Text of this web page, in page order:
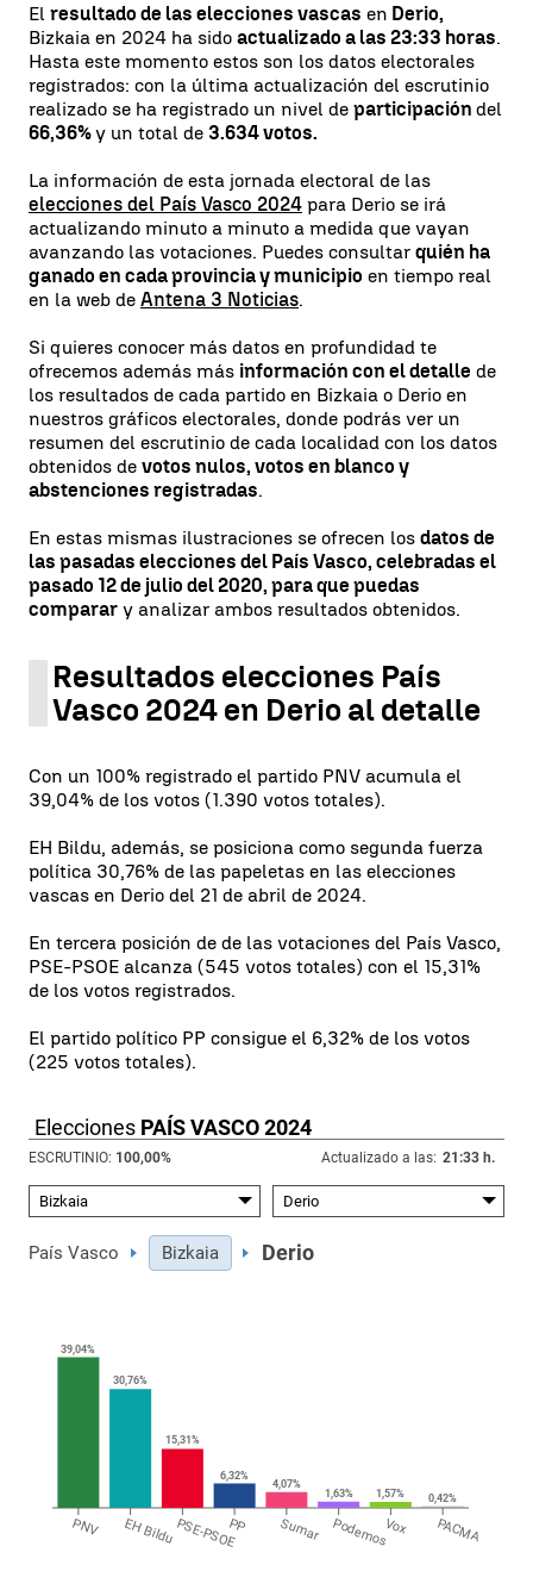
El resultado de las elecciones vascas en Derio,
Bizkaia en 2024 ha sido actualizado a las 23:33 horas.
Hasta este momento estos son los datos electorales
registrados: con la última actualización del escrutinio
realizado se ha registrado un nivel de participación del
66,36%y un total de 3.634 votos.
La información de esta jornada electoral de las
elecciones del País Vasco 2024 para Derio se irá
actualizando minuto a minuto a medida que vayan
avanzando las votaciones. Puedes consultar quién ha
ganado en cada provincia y municipio en tiempo real
en la web de Antena 3 Noticias.
Si quieres conocer más datos en profundidad te
ofrecemos además más información con el detalle de
los resultados de cada partido en Bizkaia o Derio en
nuestros gráficos electorales, donde podrás ver un
resumen del escrutinio de cada localidad con los datos
obtenidos de votos nulos, votos en blanco y
abstenciones registradas.
En estas mismas ilustraciones se ofrecen los datos de
las pasadas elecciones del País Vasco, celebradas el
pasado 12 de julio del 2020, para que puedas
comparar y analizar ambos resultados obtenidos.
Resultados elecciones País
Vasco 2024 en Derio al detalle
Con un 100% registrado el partido PNV acumula el
39,04% de los votos (1.390 votos totales).
EH Bildu, además, se posiciona como segunda fuerza
política 30,76% de las papeletas en las elecciones
vascas en Derio del 21 de abril de 2024.
En tercera posición de de las votaciones del País Vasco,
PSE-PSOE alcanza (545 votos totales) con el 15,31%
de los votos registrados.
El partido político PP consigue el 6,32% de los votos
(225 votos totales).
Elecciones PAÍS VASCO 2024
ESCRUTINIO: 100,00% Actualizado a las: 21:33 h.
País Vasco Bizkaia Derio
PNV EH BilduPSE-PSOEPP Sumar PodemosVox PACMA
39,04%
30,76%
15,31%
6,32%
4,07%
1,63% 1,57% 0,42%